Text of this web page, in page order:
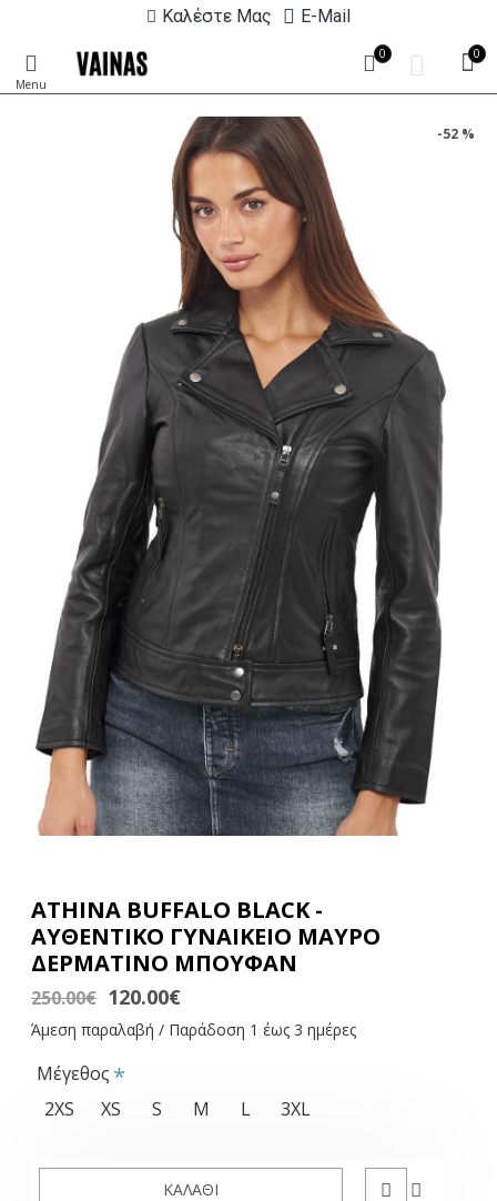
Καλέστε Μας E-Mail
0 0
-52 %
ATHINA BUFFALO BLACK -
ΑΥΘΕΝΤΙΚΟ ΓΥΝΑΙΚΕΙΟ ΜΑΥΡΟ
ΔΕΡΜΑΤΙΝΟ ΜΠΟΥΦΑΝ
Άμεση παραλαβή / Παράδοση 1 έως 3 ημέρες
120.00€
250.00€
Μέγεθος
2XS
XS S M L 3XL
ΚΑΛΆΘΙ